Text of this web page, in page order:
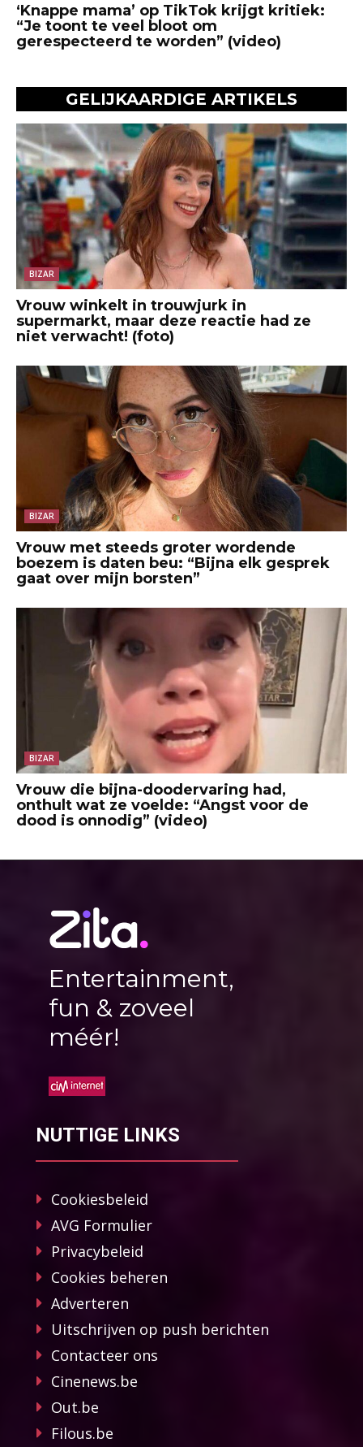
‘Knappe mama’ op TikTok krijgt kritiek:
“Je toont te veel bloot om
gerespecteerd te worden” (video)
GELIJKAARDIGE ARTIKELS
BIZAR
Vrouw winkelt in trouwjurk in
supermarkt, maar deze reactie had ze
niet verwacht! (foto)
BIZAR
Vrouw met steeds groter wordende
boezem is daten beu: “Bijna elk gesprek
gaat over mijn borsten”
BIZAR
Vrouw die bijna-doodervaring had,
onthult wat ze voelde: “Angst voor de
dood is onnodig” (video)
Entertainment,
fun & zoveel
méér!
NUTTIGE LINKS
Cookiesbeleid
AVG Formulier
Privacybeleid
Cookies beheren
Adverteren
Uitschrijven op push berichten
Contacteer ons
Cinenews.be
Out.be
Filous.be